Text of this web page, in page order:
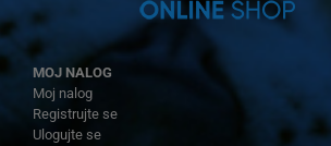
MOJ NALOG
Moj nalog
Registrujte se
Ulogujte se